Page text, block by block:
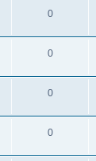
0
0
0
0